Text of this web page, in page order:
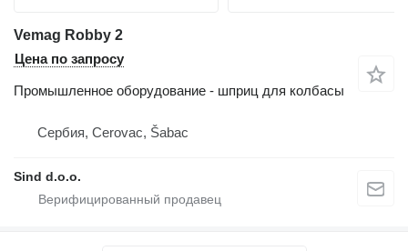
Vemag Robby 2
Цена по запросу
Промышленное оборудование - шприц для колбасы
Сербия, Cerovac, Šabac
Sind d.o.o.